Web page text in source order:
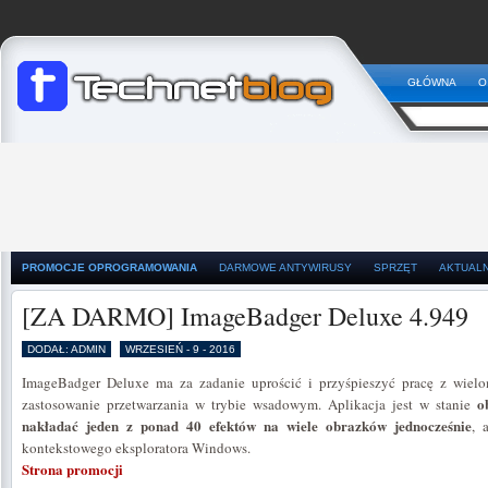
GŁÓWNA
PROMOCJE OPROGRAMOWANIA DARMOWE ANTYWIRUSY SPRZĘT
[ZA DARMO] ImageBadger Deluxe 4.949
DODAŁ: ADMIN WRZESIEŃ - 9 - 2016
ImageBadger Deluxe ma za zadanie uprościć i przyśpieszyć pracę z
zastosowanie przetwarzania w trybie wsadowym. Aplikacja jest w stanie
nakładać jeden z ponad 40 efektów na wiele obrazków jednocześnie,
kontekstowego eksploratora Windows.
Strona promocji